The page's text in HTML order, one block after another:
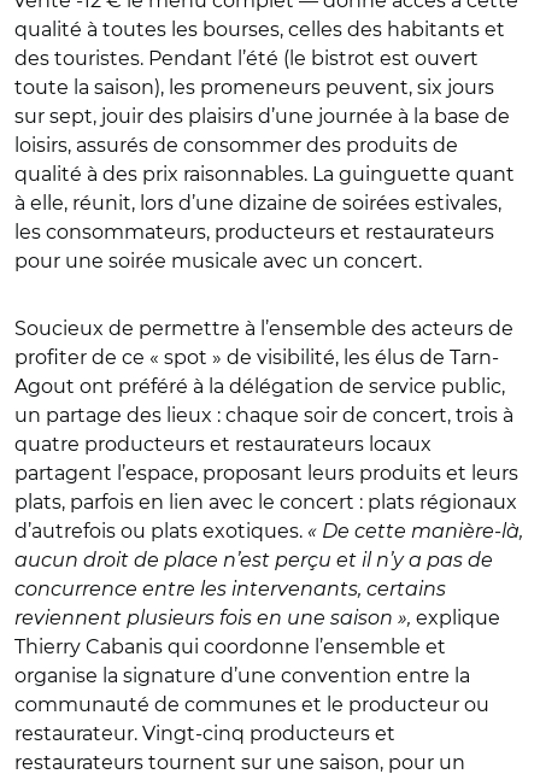
qualité à toutes les bourses, celles des habitants et
des touristes. Pendant l’été (le bistrot est ouvert
toute la saison), les promeneurs peuvent, six jours
sur sept, jouir des plaisirs d’une journée à la base de
loisirs, assurés de consommer des produits de
qualité à des prix raisonnables. La guinguette quant
à elle, réunit, lors d’une dizaine de soirées estivales,
les consommateurs, producteurs et restaurateurs
pour une soirée musicale avec un concert.
Soucieux de permettre à l’ensemble des acteurs de
profiter de ce « spot » de visibilité, les élus de Tarn-
Agout ont préféré à la délégation de service public,
un partage des lieux : chaque soir de concert, trois à
quatre producteurs et restaurateurs locaux
partagent l’espace, proposant leurs produits et leurs
plats, parfois en lien avec le concert : plats régionaux
d’autrefois ou plats exotiques. « De cette manière-là,
aucun droit de place n’est perçu et il n’y a pas de
concurrence entre les intervenants, certains
reviennent plusieurs fois en une saison », explique
Thierry Cabanis qui coordonne l’ensemble et
organise la signature d’une convention entre la
communauté de communes et le producteur ou
restaurateur. Vingt-cinq producteurs et
restaurateurs tournent sur une saison, pour un